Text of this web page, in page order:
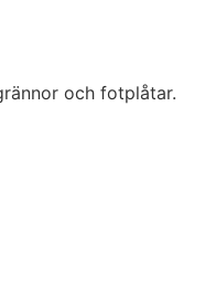
och fotplåtar.